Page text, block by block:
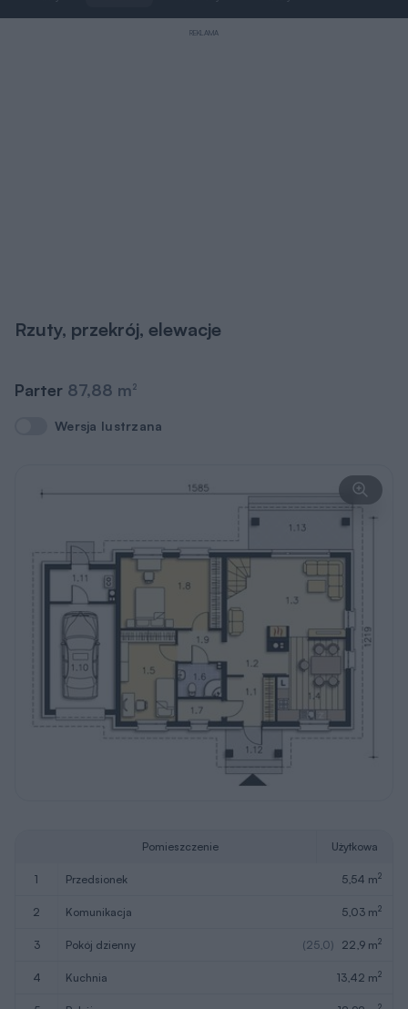
REKLAMA
Rzuty, przekrój, elewacje
Parter 87,88 m2
Wersja lustrzana
Wersja lustrzana
Pomieszczenie Użytkowa
1 przedsionek 5,54 m2
2 komunikacja 5,03 m2
3 pokój dzienny (25,0) 22,9 m2
4 kuchnia 13,42 m2
2